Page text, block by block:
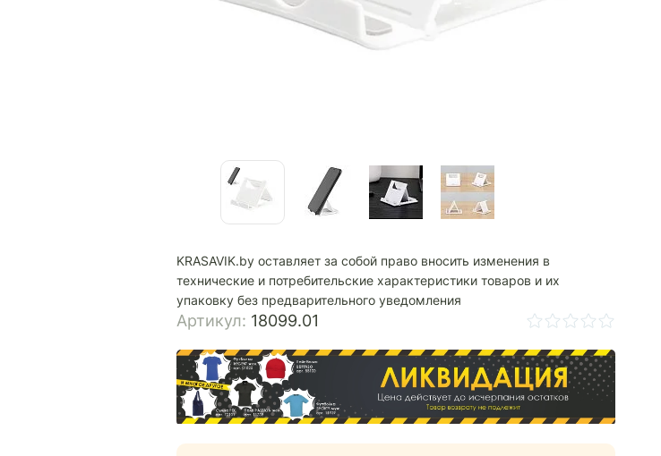
KRASAVIK.by оставляет за собой право вносить изменения в
технические и потребительские характеристики товаров и их
упаковку без предварительного уведомления
Артикул: 18099.01